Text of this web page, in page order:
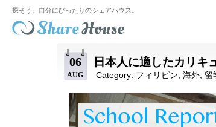
探そう。自分にぴったりのシェアハウス。
06
AUG
日本人に適したカリ
Category: フィリピン 海外, 留